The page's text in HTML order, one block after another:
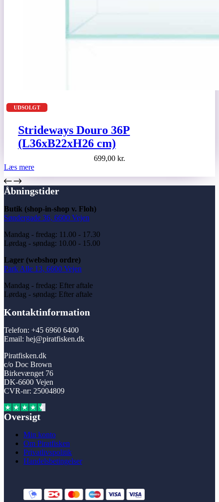
UDSOLGT
Strideways Douro 36P
(L36xB22xH26 cm)
699,00 kr.
Læs mere
Åbningstider
Butik (shop-in-shop v. Floh)
Søndergade 36, 6600 Vejen
Mandag - fredag: 11.00 - 17.30
Lørdag - søndag: 10.00 - 15.00
Lager (webshop ordre)
Park Alle 13, 6600 Vejen
Mandag - fredag: Efter aftale
Lørdag - søndag: Efter aftale
Kontaktinformation
Telefon: +45 6960 6400
Email: hej@piratfisken.dk
Piratfisken.dk
c/o Doc Brown
Birkevænget 76
DK-6600 Vejen
CVR-nr: 25004809
Oversigt
Min konto
Om Piratfisken
Privatlivspolitik
Handelsbetingelser